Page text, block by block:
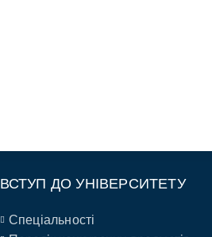
ВСТУП ДО УНІВЕРСИТЕТУ
Спеціальності